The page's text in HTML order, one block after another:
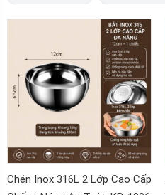
Chén Inox 316L 2 Lớp Cao Cấp